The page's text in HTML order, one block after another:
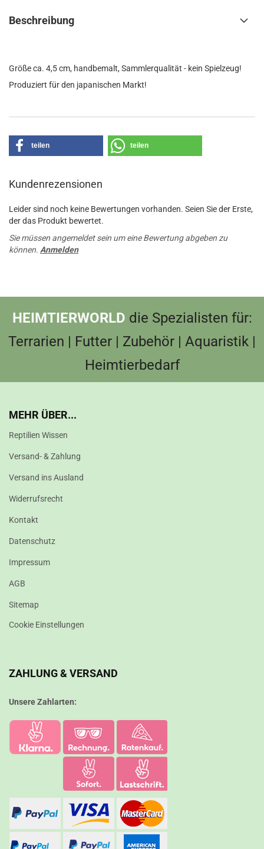
Beschreibung
Größe ca. 4,5 cm, handbemalt, Sammlerqualität - kein Spielzeug!
Produziert für den japanischen Markt!
teilen teilen
Kundenrezensionen
Leider sind noch keine Bewertungen vorhanden. Seien Sie der Erste,
der das Produkt bewertet.
Sie müssen angemeldet sein um eine Bewertung abgeben zu
können. Anmelden
HEIMTIERWORLD die Spezialisten für:
Terrarien | Futter | Zubehör | Aquaristik |
Heimtierbedarf
MEHR ÜBER...
Reptilien Wissen
Versand- & Zahlung
Versand ins Ausland
Widerrufsrecht
Kontakt
Datenschutz
Impressum
AGB
Sitemap
Cookie Einstellungen
ZAHLUNG & VERSAND
Unsere Zahlarten: